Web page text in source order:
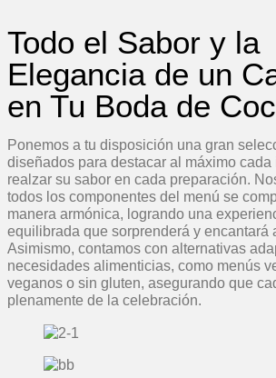
Todo el Sabor y la
Elegancia de un
en Tu Boda de
Ponemos a tu disposición una gran
diseñados para destacar al máximo
realzar su sabor en cada preparación.
todos los componentes del menú se
manera armónica, logrando una
equilibrada que sorprenderá y encantará
Asimismo, contamos con alternativas
necesidades alimenticias, como menús
veganos o sin gluten, asegurando que
plenamente de la celebración.